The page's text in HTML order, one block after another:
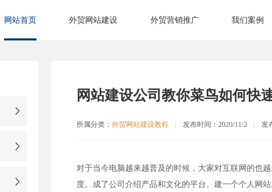
网站首页 外贸网站建设 外贸营销推广 我们案例
网站建设公司教你菜鸟如何快
所属分类：外贸网站建设教程 发布时间：2020/11/2 发
对于当今电脑越来越普及的时候，大家对互联网的也
度。成了公司介绍产品和文化的平台。建一个个人网